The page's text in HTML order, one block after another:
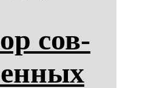
сов­